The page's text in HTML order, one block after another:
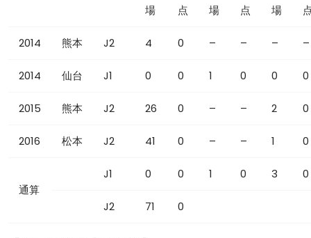
場
点
場
点
場
2014 熊本 J2 4 0 – – – –
2014 仙台 J1 0 0 1 0 0 0
2015 熊本 J2 26 0 – – 2 0
2016 松本 J2 41 0 – – 1 0
通算
J1 0 0 1 0 3 0
J2 71 0